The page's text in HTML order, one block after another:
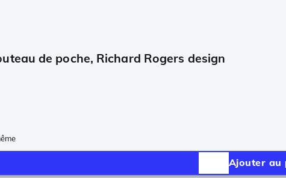
de poche, Richard Rogers design
Ajouter au